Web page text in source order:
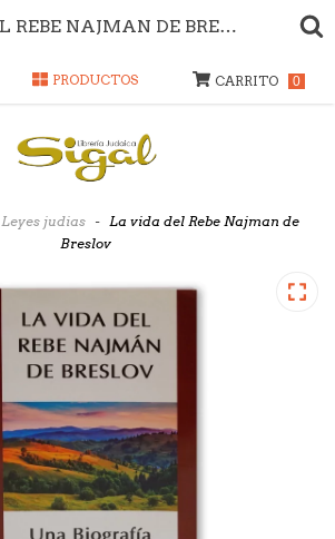
LA VIDA DEL REBE NAJMAN DE BRESLOV
PRODUCTOS CARRITO 0
Leyes judias - La vida del Rebe Najman de
Breslov